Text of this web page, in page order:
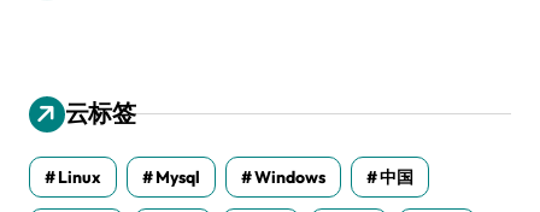
云标签
Linux Mysql Windows 中国